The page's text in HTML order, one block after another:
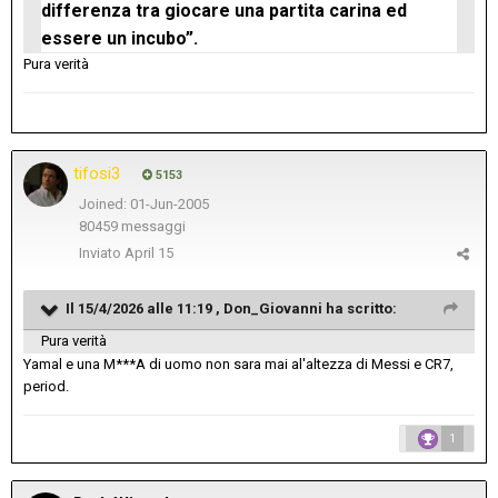
differenza tra giocare una partita carina ed
essere un incubo”.
Pura verità
tifosi3 5153
Joined: 01-Jun-2005
80459 messaggi
Inviato April 15
Il 15/4/2026 alle 11:19 , Don_Giovanni ha scritto:
Pura verità
Yamal e una M***A di uomo non sara mai al'altezza di Messi e CR7,
period.
1